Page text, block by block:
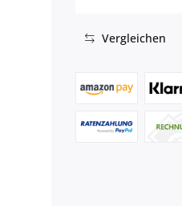
Vergleichen